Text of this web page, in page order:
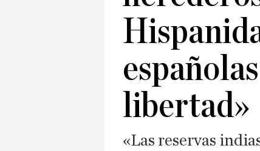
libertad»
«Las reservas